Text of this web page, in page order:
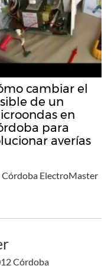
cambiar el
de un
en
para
averías
Córdoba